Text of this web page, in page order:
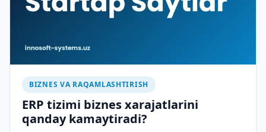
BIZNES VA RAQAMLASHTIRISH
ERP tizimi biznes xarajatlarini
qanday kamaytiradi?